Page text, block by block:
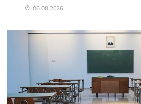
06.08.2026